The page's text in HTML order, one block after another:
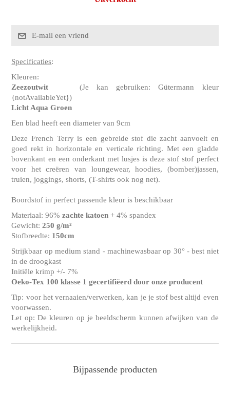
Specificaties:
Kleuren:
Zeezoutwit (Je kan gebruiken: Gütermann kleur
{notAvailableYet})
Licht Aqua Groen
Een blad heeft een diameter van 9cm
Deze French Terry is een gebreide stof die zacht aanvoelt en
goed rekt in horizontale en verticale richting. Met een gladde
bovenkant en een onderkant met lusjes is deze stof stof perfect
voor het creëren van loungewear, hoodies, (bomber)jassen,
truien, joggings, shorts, (T-shirts ook nog net).
Boordstof in perfect passende kleur is beschikbaar
Materiaal: 96%zachte katoen + 4% spandex
Gewicht:250 g/m²
Stofbreedte: 150cm
Strijkbaar op medium stand - machinewasbaar op 30° - best niet
in de droogkast
Initiële krimp +/- 7%
Oeko-Tex 100 klasse 1 gecertifiëerd door onze producent
Tip: voor het vernaaien/verwerken, kan je je stof best altijd even
voorwassen.
Let op: De kleuren op je beeldscherm kunnen afwijken van de
werkelijkheid.
Bijpassende producten